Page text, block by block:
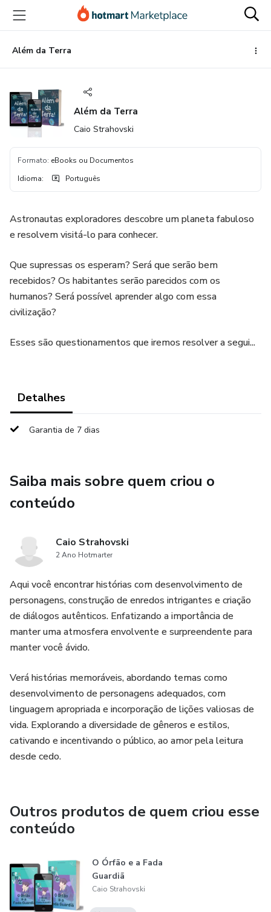
para
conteúdo
principal
para
pagamento
para
rodapé
Além da Terra
Além da Terra
Caio Strahovski
Formato: eBooks ou Documentos
Idioma: Português
Astronautas exploradores descobre um planeta fabuloso
e resolvem visitá-lo para conhecer.
Que supressas os esperam? Será que serão bem
recebidos? Os habitantes serão parecidos com os
humanos? Será possível aprender algo com essa
civilização?
Esses são questionamentos que iremos resolver a segui...
Detalhes
Garantia de 7 dias
Saiba mais sobre quem criou o
conteúdo
Caio Strahovski
2 Ano Hotmarter
Aqui você encontrar histórias com desenvolvimento de
personagens, construção de enredos intrigantes e criação
de diálogos autênticos. Enfatizando a importância de
manter uma atmosfera envolvente e surpreendente para
manter você ávido.
Verá histórias memoráveis, abordando temas como
desenvolvimento de personagens adequados, com
linguagem apropriada e incorporação de lições valiosas de
vida. Explorando a diversidade de gêneros e estilos,
cativando e incentivando o público, ao amor pela leitura
desde cedo.
Outros produtos de quem criou esse
conteúdo
O Órfão e a Fada
Guardiã
Caio Strahovski